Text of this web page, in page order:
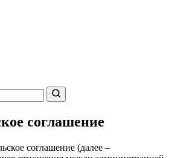
соглашение
соглашение (далее –